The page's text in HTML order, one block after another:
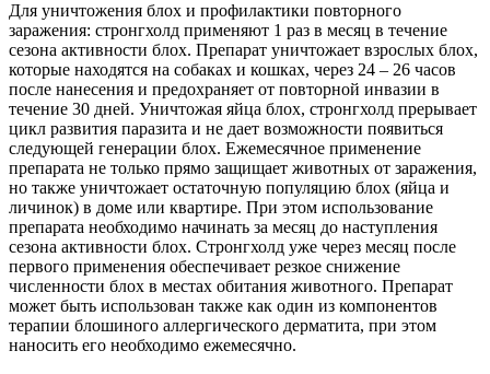
Для уничтожения блох и профилактики повторного
заражения: стронгхолд применяют 1 раз в месяц в течение
сезона активности блох. Препарат уничтожает взрослых блох,
которые находятся на собаках и кошках, через 24 – 26 часов
после нанесения и предохраняет от повторной инвазии в
течение 30 дней. Уничтожая яйца блох, стронгхолд прерывает
цикл развития паразита и не дает возможности появиться
следующей генерации блох. Ежемесячное применение
препарата не только прямо защищает животных от заражения,
но также уничтожает остаточную популяцию блох (яйца и
личинок) в доме или квартире. При этом использование
препарата необходимо начинать за месяц до наступления
сезона активности блох. Стронгхолд уже через месяц после
первого применения обеспечивает резкое снижение
численности блох в местах обитания животного. Препарат
может быть использован также как один из компонентов
терапии блошиного аллергического дерматита, при этом
наносить его необходимо ежемесячно.